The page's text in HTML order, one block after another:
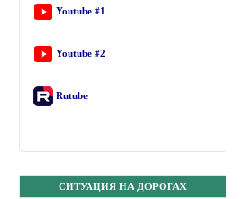
Youtube #1
Youtube #2
Rutube
СИТУАЦИЯ НА ДОРОГАХ